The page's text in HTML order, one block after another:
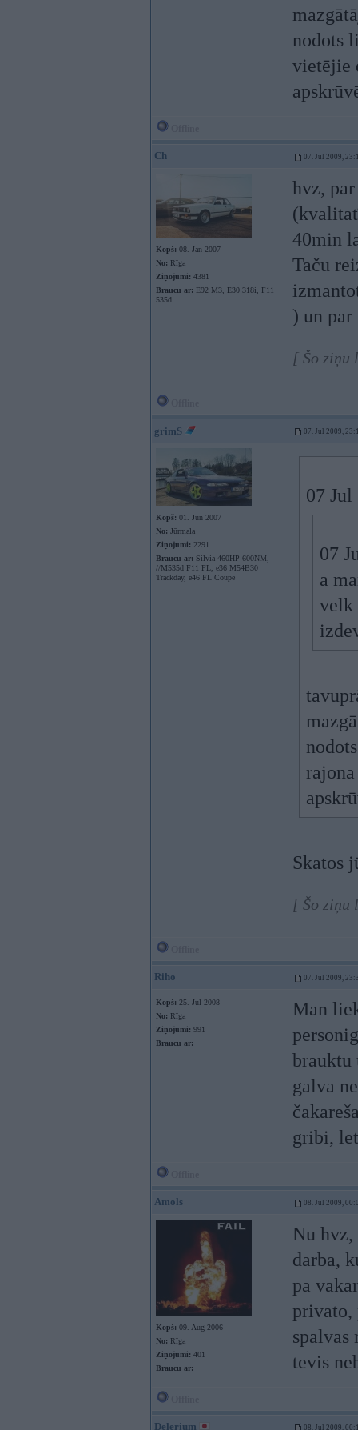
nodots
vietējie
Ch 07. Jul 2009,
Kopš: 08. Jan 2007
No: Rīga
Ziņojumi: 4381
Braucu ar: E92 M3, E30 318i, F11
535d
hvz,
40min
Taču
) un
[ Šo ziņu
grimS 07. Jul 2009,
Kopš: 01. Jun 2007
No: Jūrmala
Ziņojumi: 2291
Braucu ar: Silvia 460HP 600NM,
//M535d F11 FL, e36 M54B30
Trackday, e46 FL Coupe
07 Jul
07
a
velk
Skatos
[ Šo ziņu
Riho 07. Jul 2009,
Kopš: 25. Jul 2008
No: Rīga
Ziņojumi: 991
Braucu ar:
Man
brauktu
galva
gribi,
Amols 08. Jul 2009,
Kopš: 09. Aug 2006
No: Rīga
Ziņojumi: 401
Braucu ar:
Nu hvz,
darba,
pa
privato,
spalvas
tevis
Delerium 08. Jul 2009,